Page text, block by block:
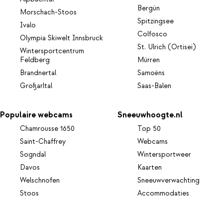
Morschach-Stoos
Ivalo
Olympia Skiwelt Innsbruck
Wintersportcentrum
Feldberg
Brandnertal
Großarltal
Bergün
Spitzingsee
Colfosco
St. Ulrich (Ortisei)
Mürren
Samoëns
Saas-Balen
Populaire webcams
Chamrousse 1650
Saint-Chaffrey
Sogndal
Davos
Welschnofen
Stoos
Sneeuwhoogte.nl
Top 50
Webcams
Wintersportweer
Kaarten
Sneeuwverwachting
Accommodaties